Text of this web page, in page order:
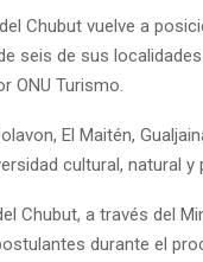
Chubut vuelve a
seis de sus
ONU Turismo.
El Maitén,
cultural, natural
Chubut, a través del
durante el